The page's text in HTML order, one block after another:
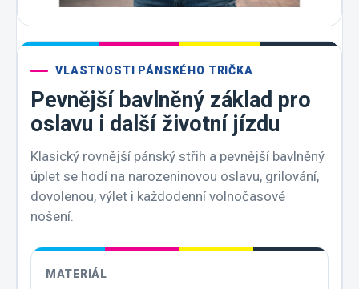
VLASTNOSTI PÁNSKÉHO TRIČKA
Pevnější bavlněný základ pro
oslavu i další životní jízdu
Klasický rovnější pánský střih a pevnější bavlněný
úplet se hodí na narozeninovou oslavu, grilování,
dovolenou, výlet i každodenní volnočasové
nošení.
MATERIÁL